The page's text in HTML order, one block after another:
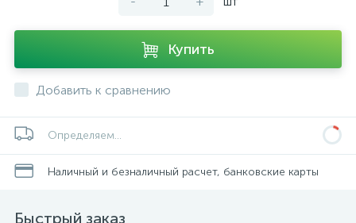
Купить
Добавить к сравнению
Определяем...
Наличный и безналичный расчет, банковские карты
Быстрый заказ